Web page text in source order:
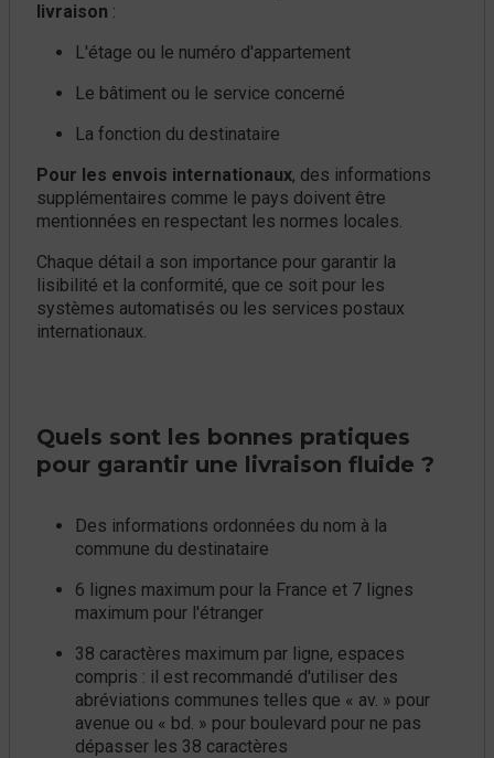
livraison :
L'étage ou le numéro d'appartement
Le bâtiment ou le service concerné
La fonction du destinataire
Pour les envois internationaux, des informations
supplémentaires comme le pays doivent être
mentionnées en respectant les normes locales.
Chaque détail a son importance pour garantir la
lisibilité et la conformité, que ce soit pour les
systèmes automatisés ou les services postaux
internationaux.
Quels sont les bonnes pratiques
pour garantir une livraison fluide ?
Des informations ordonnées du nom à la
commune du destinataire
6 lignes maximum pour la France et 7 lignes
maximum pour l'étranger
38 caractères maximum par ligne, espaces
compris : il est recommandé d'utiliser des
abréviations communes telles que « av. » pour
avenue ou « bd. » pour boulevard pour ne pas
dépasser les 38 caractères